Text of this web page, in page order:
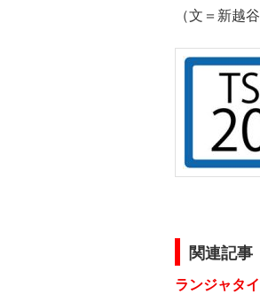
（文＝新越
関連記事
ランジャタ